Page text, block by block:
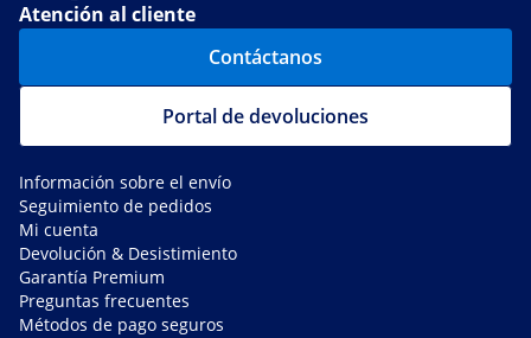
Atención al cliente
Contáctanos
Portal de devoluciones
Información sobre el envío
Seguimiento de pedidos
Mi cuenta
Devolución & Desistimiento
Garantía Premium
Preguntas frecuentes
Métodos de pago seguros